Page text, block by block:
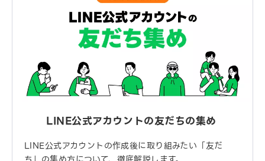
LINE公式アカウントの友だちの集め
LINE公式アカウントの作成後に取り組みたい「友だ